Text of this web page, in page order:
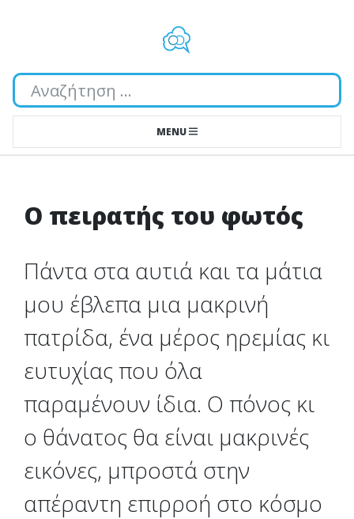
Αναζήτηση...
MENU
Ο πειρατής του φωτός
Πάντα στα αυτιά και τα μάτια
μου έβλεπα μια μακρινή
πατρίδα, ένα μέρος ηρεμίας κι
ευτυχίας που όλα
παραμένουν ίδια. Ο πόνος κι
ο θάνατος θα είναι μακρινές
εικόνες, μπροστά στην
απέραντη επιρροή στο κόσμο